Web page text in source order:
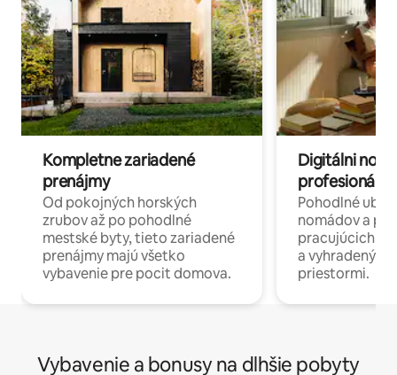
Kompletne zariadené
prenájmy
Od pokojných horských
zrubov až po pohodlné
mestské byty, tieto zariadené
prenájmy majú všetko
vybavenie pre pocit domova.
Digitálni
profesionáli
Pohodlné
nomádov a
pracujúcich
a
priestormi.
Vybavenie a bonusy na dlhšie pobyty